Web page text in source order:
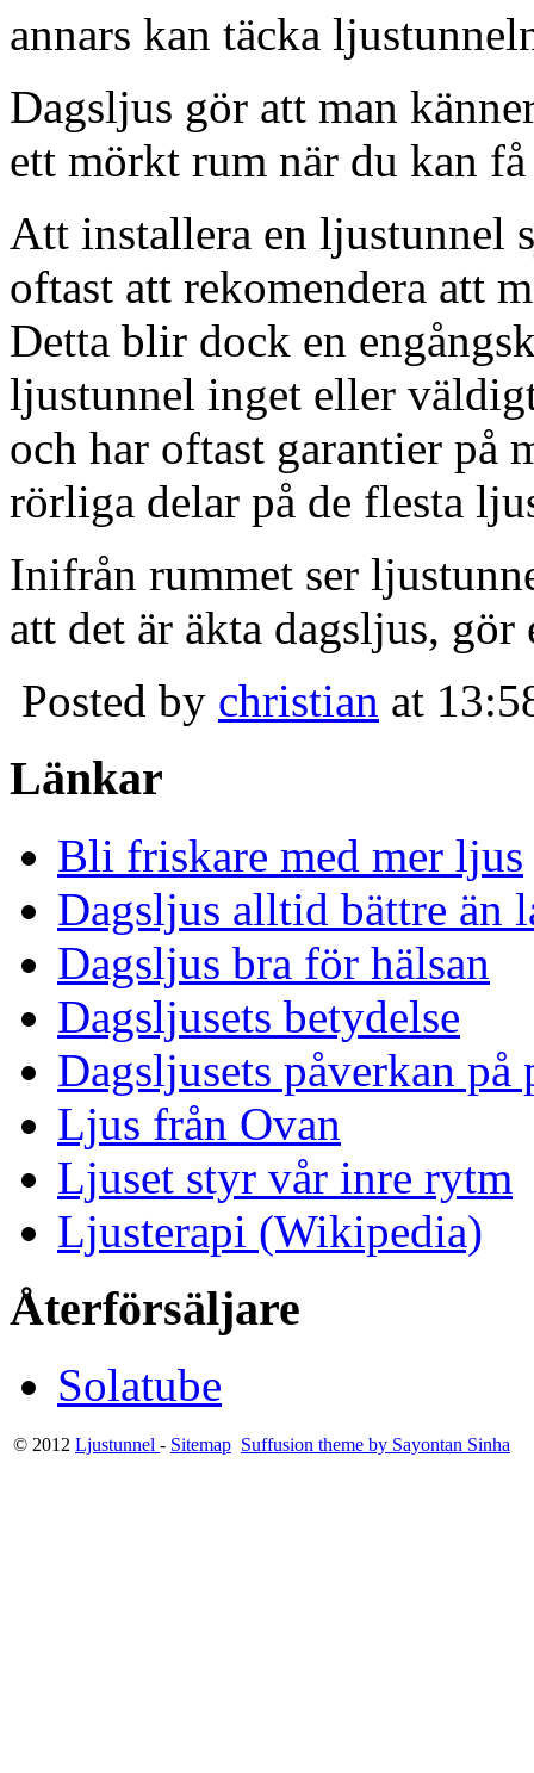
annars kan täcka
Dagsljus gör att man
ett mörkt rum när du kan
Att installera en ljustunnel
oftast att rekomendera att
Detta blir dock en
ljustunnel inget eller
och har oftast garantier på
rörliga delar på de flesta
Inifrån rummet ser
att det är äkta dagsljus,
Posted by christian at
Länkar
Bli friskare med mer ljus
Dagsljus alltid bättre än
Dagsljus bra för hälsan
Dagsljusets betydelse
Dagsljusets påverkan på
Ljus från Ovan
Ljuset styr vår inre rytm
Ljusterapi (Wikipedia)
Återförsäljare
Solatube
© 2012 Ljustunnel - Sitemap Suffusion theme by Sayontan Sinha